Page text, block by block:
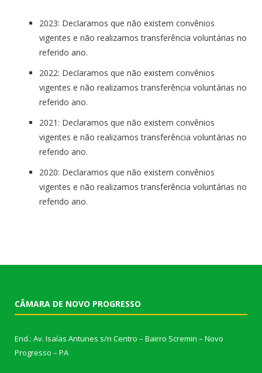
2023: Declaramos que não existem convênios
vigentes e não realizamos transferência voluntárias no
referido ano.
2022: Declaramos que não existem convênios
vigentes e não realizamos transferência voluntárias no
referido ano.
2021: Declaramos que não existem convênios
vigentes e não realizamos transferência voluntárias no
referido ano.
2020: Declaramos que não existem convênios
vigentes e não realizamos transferência voluntárias no
referido ano.
CÂMARA DE NOVO PROGRESSO
End.: Av. Isaías Antunes s/n Centro – Bairro Scremin – Novo
Progresso – PA